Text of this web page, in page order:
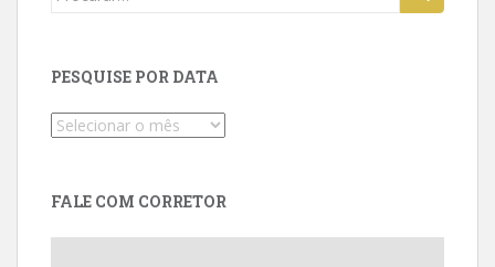
PESQUISE POR DATA
Pesquise
FALE COM CORRETOR